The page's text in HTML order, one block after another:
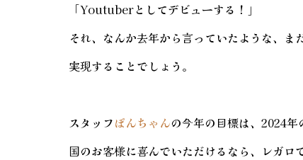
「Youtuberとしてデビューする！」
それ、なんか去年から言っていたような、ま
実現することでしょう。
スタッフぽんちゃんの今年の目標は、2024
国のお客様に喜んでいただけるなら、レガロ